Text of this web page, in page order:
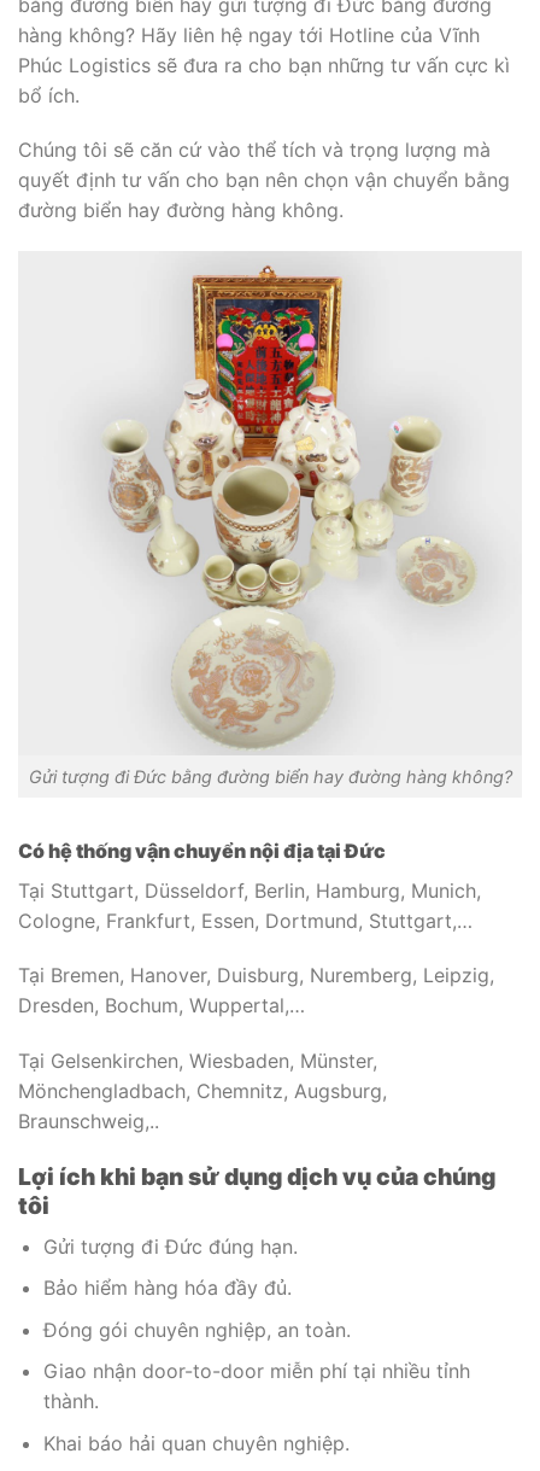
hàng không? Hãy liên hệ ngay tới Hotline của Vĩnh
Phúc Logistics sẽ đưa ra cho bạn những tư vấn cực kì
bổ ích.
Chúng tôi sẽ căn cứ vào thể tích và trọng lượng mà
quyết định tư vấn cho bạn nên chọn vận chuyển bằng
đường biển hay đường hàng không.
Gửi tượng đi Đức bằng đường biển hay đường hàng không?
Có hệ thống vận chuyển nội địa tại Đức
Tại Stuttgart, Düsseldorf, Berlin, Hamburg, Munich,
Cologne, Frankfurt, Essen, Dortmund, Stuttgart,…
Tại Bremen, Hanover, Duisburg, Nuremberg, Leipzig,
Dresden, Bochum, Wuppertal,…
Tại Gelsenkirchen, Wiesbaden, Münster,
Mönchengladbach, Chemnitz, Augsburg,
Braunschweig,..
Lợi ích khi bạn sử dụng dịch vụ của chúng
tôi
Gửi tượng điĐức đúng hạn.
Bảo hiểm hàng hóa đầy đủ.
Đóng gói chuyên nghiệp, an toàn.
Giao nhận door-to-door miễn phí tại nhiều tỉnh
thành.
Khai báo hải quan chuyên nghiệp.